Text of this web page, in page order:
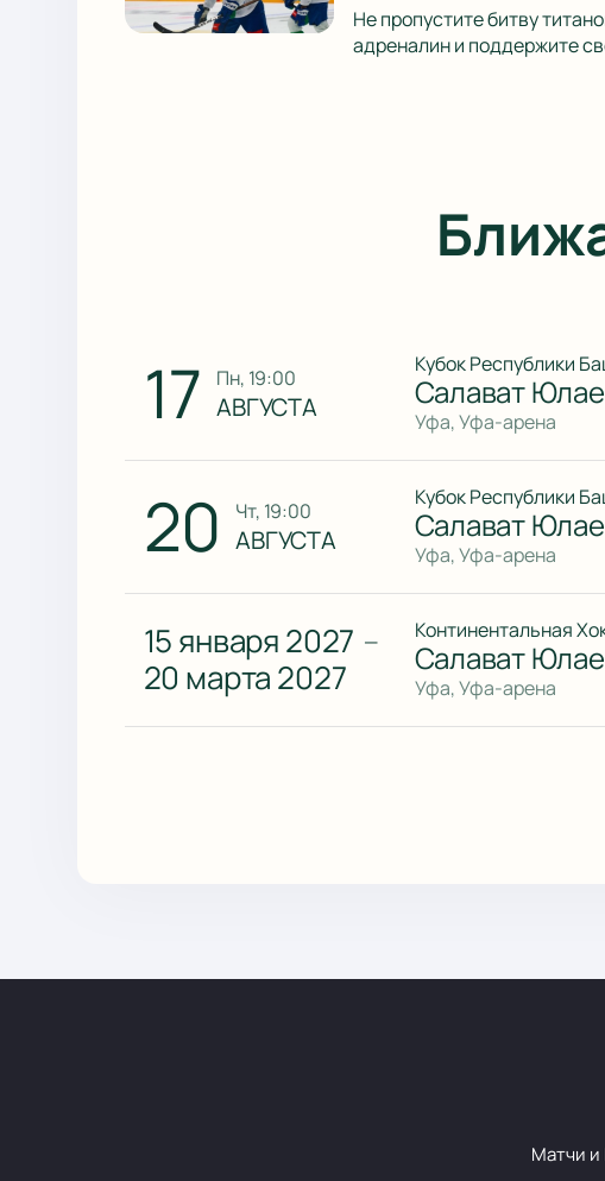
Не пропустите битву
адреналин и поддержите
17 пн, 19:00
АВГУСТА
Кубок Республики
Салават
Уфа, Уфа-арена
20 чт, 19:00
АВГУСТА
Кубок Республики
Салават
Уфа, Уфа-арена
15 января 2027 —
20 марта 2027
Континентальная
Салават
Уфа, Уфа-арена
Матчи